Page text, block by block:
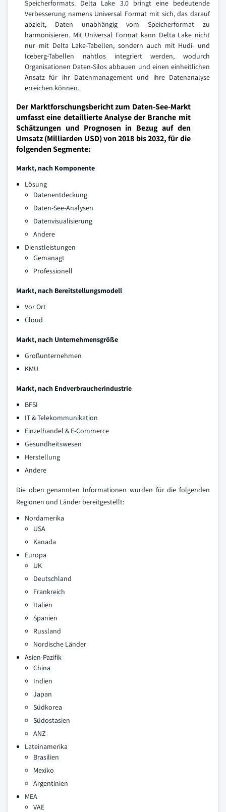
Speicherformats. Delta Lake 3.0 bringt eine bedeutende
Verbesserung namens Universal Format mit sich, das darauf
abzielt, Daten unabhängig vom Speicherformat zu
harmonisieren. Mit Universal Format kann Delta Lake nicht
nur mit Delta Lake-Tabellen, sondern auch mit Hudi- und
Iceberg-Tabellen nahtlos integriert werden, wodurch
Organisationen Daten-Silos abbauen und einen einheitlichen
Ansatz für ihr Datenmanagement und ihre Datenanalyse
erreichen können.
Der Marktforschungsbericht zum Daten-See-Markt
umfasst eine detaillierte Analyse der Branche mit
Schätzungen und Prognosen in Bezug auf den
Umsatz (Milliarden USD) von 2018 bis 2032, für die
folgenden Segmente:
Markt, nach Komponente
Lösung
Datenentdeckung
Daten-See-Analysen
Datenvisualisierung
Andere
Dienstleistungen
Gemanagt
Professionell
Markt, nach Bereitstellungsmodell
Vor Ort
Cloud
Markt, nach Unternehmensgröße
Großunternehmen
KMU
Markt, nach Endverbraucherindustrie
BFSI
IT & Telekommunikation
Einzelhandel & E-Commerce
Gesundheitswesen
Herstellung
Andere
Die oben genannten Informationen wurden für die folgenden
Regionen und Länder bereitgestellt:
Nordamerika
USA
Kanada
Europa
UK
Deutschland
Frankreich
Italien
Spanien
Russland
Nordische Länder
Asien-Pazifik
China
Indien
Japan
Südkorea
Südostasien
ANZ
Lateinamerika
Brasilien
Mexiko
Argentinien
MEA
VAE